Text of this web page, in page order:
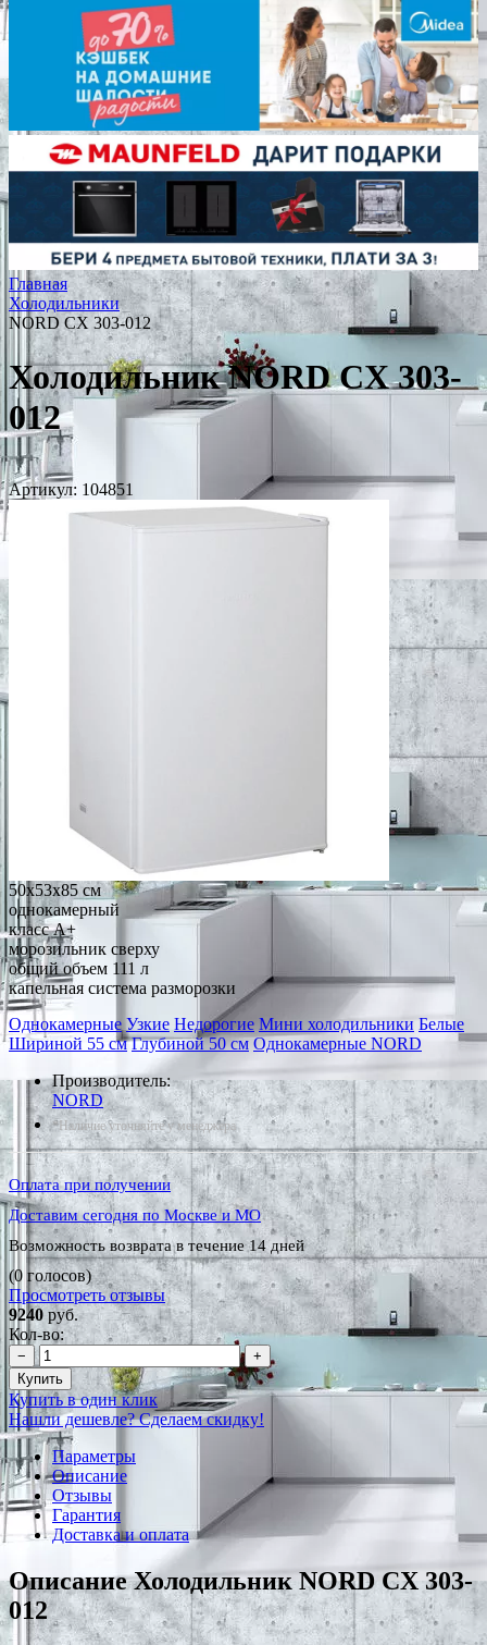
Главная
Холодильники
NORD CX 303-012
Холодильник NORD CX 303-
012
Артикул: 104851
50x53x85 см
однокамерный
класс A+
морозильник сверху
общий объем 111 л
капельная система разморозки
Однокамерные Узкие Недорогие Мини холодильники Белые
Шириной 55 см Глубиной 50 см Однокамерные NORD
Производитель:
NORD
*Наличие уточняйте у менеджера
Оплата при получении
Доставим сегодня по Москве и МО
Возможность возврата в течение 14 дней
(0 голосов)
Просмотреть отзывы
9240 руб.
Кол-во:
−
+
Купить
Купить в один клик
Нашли дешевле? Сделаем скидку!
Параметры
Описание
Отзывы
Гарантия
Доставка и оплата
Описание Холодильник NORD CX 303-
012